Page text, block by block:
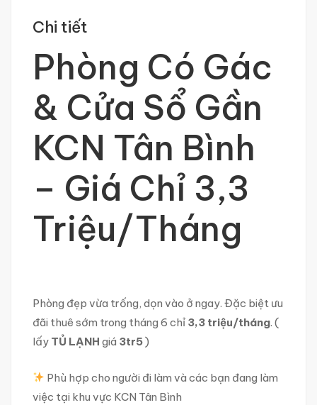
Chi tiết
Phòng Có Gác
& Cửa Sổ Gần
KCN Tân Bình
– Giá Chỉ 3,3
Triệu/Tháng
Phòng đẹp vừa trống, dọn vào ở ngay. Đặc biệt ưu
đãi thuê sớm trong tháng 6 chỉ 3,3 triệu/tháng. (
lấy TỦ LẠNH giá 3tr5)
Phù hợp cho người đi làm và các bạn đang làm
việc tại khu vực KCN Tân Bình